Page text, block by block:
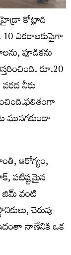
హైడ్రా కోట్లాది
ఎకరాలకుపైగా
పూడికను
రూ.20
నీరు
మునగకుండా
ఆరోగ్యం,
పటిష్టమైన
వంటి
చెరువు
నాణేనికి ఒక